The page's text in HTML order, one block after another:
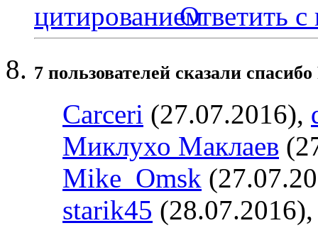
Ответить с
7 пользователей сказали
Carceri (27.07.2016),
Миклухо Маклаев
Mike_Omsk
starik45